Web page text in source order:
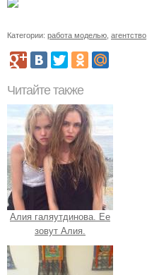
Категории: работа моделью агентство
Читайте также
Алия галяутдинова. Ее
зовут Алия.